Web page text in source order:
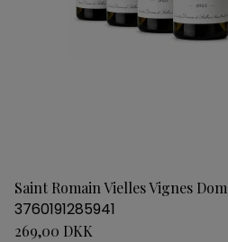
Saint Romain Vielles Vignes
3760191285941
269,00 DKK